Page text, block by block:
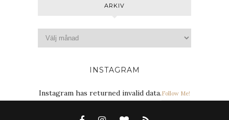
ARKIV
INSTAGRAM
Instagram has returned invalid data.Follow Me!